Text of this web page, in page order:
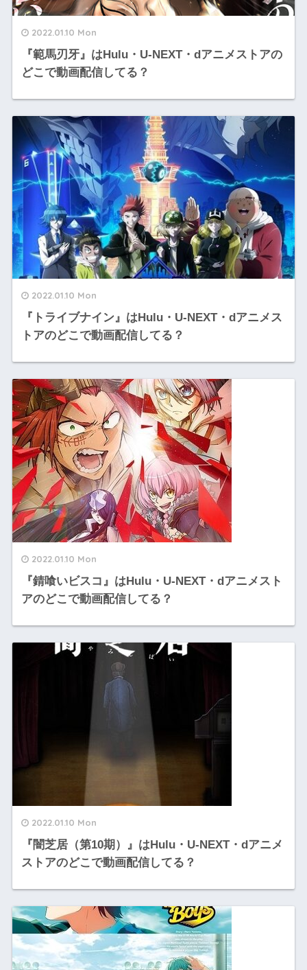
2022.01.10 Mon
『範馬刃牙』はHulu・U-NEXT・dアニメストアの
どこで動画配信してる？
2022.01.10 Mon
『トライブナイン』はHulu・U-NEXT・dアニメス
トアのどこで動画配信してる？
2022.01.10 Mon
『錆喰いビスコ』はHulu・U-NEXT・dアニメスト
アのどこで動画配信してる？
2022.01.10 Mon
『闇芝居（第10期）』はHulu・U-NEXT・dアニメ
ストアのどこで動画配信してる？